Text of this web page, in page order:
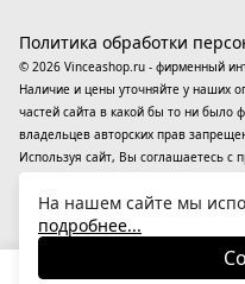
© 2026 Vinceashop.ru - фирменный
Наличие и цены уточняйте у наших
частей сайта в какой бы то ни было
владельцев авторских прав
Используя сайт, Вы соглашаетесь с
применяютсярекомендательные
предоставления информации на
сведений, относящихся к
находящихся на территории
Политика обработки
На нашем сайте мы
подробнее...